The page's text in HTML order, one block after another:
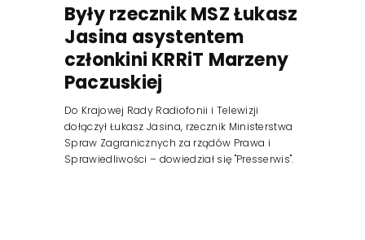
Były rzecznik MSZ Łukasz
Jasina asystentem
członkini KRRiT Marzeny
Paczuskiej
Do Krajowej Rady Radiofonii i Telewizji
dołączył Łukasz Jasina, rzecznik Ministerstwa
Spraw Zagranicznych za rządów Prawa i
Sprawiedliwości – dowiedział się "Presserwis".